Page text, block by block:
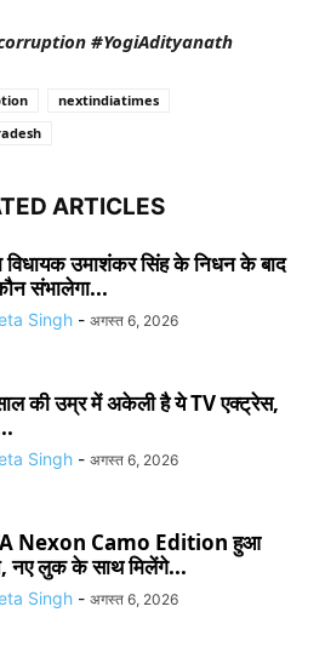
#YogiAdityanath
nextindiatimes
ARTICLES
विधायक उमाशंकर सिंह के निधन के बाद
संभालेगा...
Singh - अगस्त 6, 2026
की उम्र में अकेली है ये TV एक्ट्रेस,
Singh - अगस्त 6, 2026
Nexon Camo Edition हुआ
नए लुक के साथ मिलेंगे...
Singh - अगस्त 6, 2026